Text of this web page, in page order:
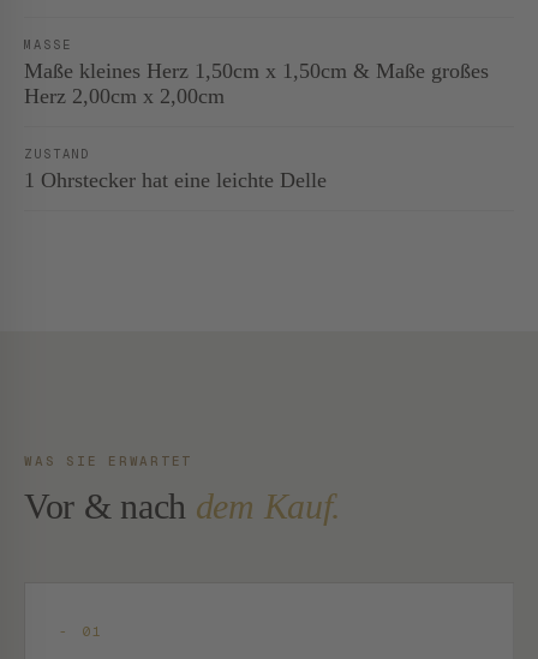
MASSE
Maße kleines Herz 1,50cm x 1,50cm & Maße großes
Herz 2,00cm x 2,00cm
ZUSTAND
1 Ohrstecker hat eine leichte Delle
WAS SIE ERWARTET
Vor & nach dem Kauf.
- 01